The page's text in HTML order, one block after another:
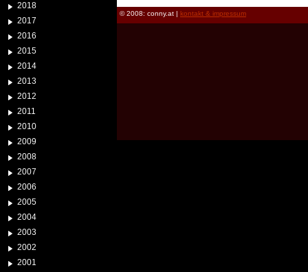
2018
2017
2016
2015
2014
2013
2012
2011
2010
2009
2008
2007
2006
2005
2004
2003
2002
2001
© 2008: conny.at | kontakt & impressum